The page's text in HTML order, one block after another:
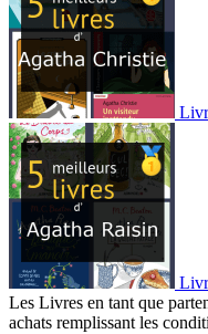
Les Livres en tant que
achats remplissant les